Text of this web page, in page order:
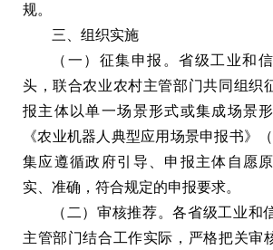
规。
三、组织实施
（一）征集申报。省级工业和
头，联合农业农村主管部门共同组织
报主体以单一场景形式或集成场景
《农业机器人典型应用场景申报书》
集应遵循政府引导、申报主体自愿
实、准确，符合规定的申报要求。
（二）审核推荐。各省级工业和
主管部门结合工作实际，严格把关审